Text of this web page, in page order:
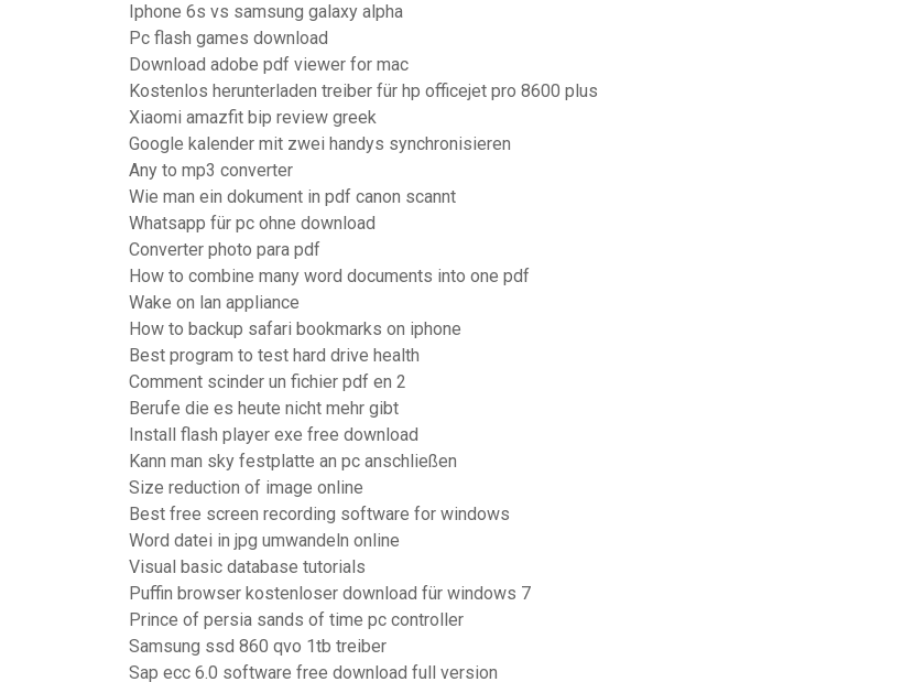
Iphone 6s vs samsung galaxy alpha
Pc flash games download
Download adobe pdf viewer for mac
Kostenlos herunterladen treiber für hp officejet pro 8600 plus
Xiaomi amazfit bip review greek
Google kalender mit zwei handys synchronisieren
Any to mp3 converter
Wie man ein dokument in pdf canon scannt
Whatsapp für pc ohne download
Converter photo para pdf
How to combine many word documents into one pdf
Wake on lan appliance
How to backup safari bookmarks on iphone
Best program to test hard drive health
Comment scinder un fichier pdf en 2
Berufe die es heute nicht mehr gibt
Install flash player exe free download
Kann man sky festplatte an pc anschließen
Size reduction of image online
Best free screen recording software for windows
Word datei in jpg umwandeln online
Visual basic database tutorials
Puffin browser kostenloser download für windows 7
Prince of persia sands of time pc controller
Samsung ssd 860 qvo 1tb treiber
Sap ecc 6.0 software free download full version